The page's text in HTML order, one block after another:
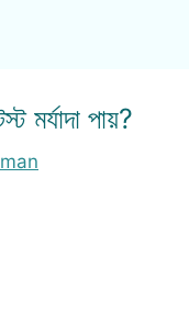
মর্যাদা পায়?